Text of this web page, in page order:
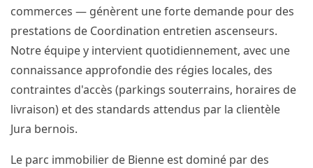
commerces — génèrent une forte demande pour des
prestations de Coordination entretien ascenseurs.
Notre équipe y intervient quotidiennement, avec une
connaissance approfondie des régies locales, des
contraintes d'accès (parkings souterrains, horaires de
livraison) et des standards attendus par la clientèle
Jura bernois.
Le parc immobilier de Bienne est dominé par des